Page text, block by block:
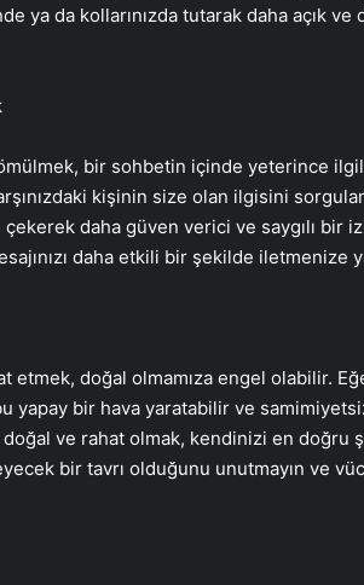
ya da kollarınızda tutarak daha açık
bir sohbetin içinde yeterince
kişinin size olan ilgisini
daha güven verici ve saygılı bir
daha etkili bir şekilde iletmenize
etmek, doğal olmamıza engel olabilir.
yapay bir hava yaratabilir ve
doğal ve rahat olmak, kendinizi en doğru
bir tavrı olduğunu unutmayın ve